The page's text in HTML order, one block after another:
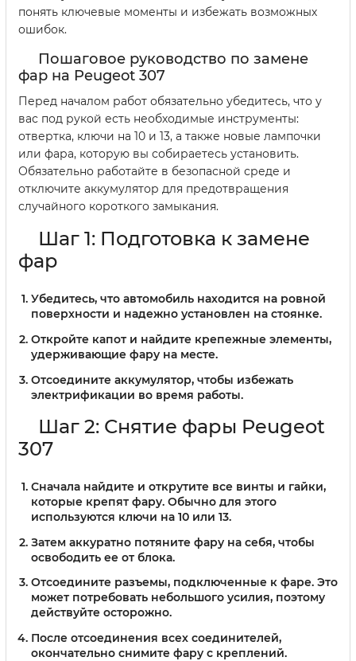
понять ключевые моменты и избежать возможных
ошибок.
Пошаговое руководство по замене
фар на Peugeot 307
Перед началом работ обязательно убедитесь, что у
вас под рукой есть необходимые инструменты:
отвертка, ключи на 10 и 13, а также новые лампочки
или фара, которую вы собираетесь установить.
Обязательно работайте в безопасной среде и
отключите аккумулятор для предотвращения
случайного короткого замыкания.
Шаг 1: Подготовка к замене
фар
Убедитесь, что автомобиль находится на ровной
поверхности и надежно установлен на стоянке.
Откройте капот и найдите крепежные элементы,
удерживающие фару на месте.
Отсоедините аккумулятор, чтобы избежать
электрификации во время работы.
Шаг 2: Снятие фары Peugeot
307
Сначала найдите и открутите все винты и гайки,
которые крепят фару. Обычно для этого
используются ключи на 10 или 13.
Затем аккуратно потяните фару на себя, чтобы
освободить ее от блока.
Отсоедините разъемы, подключенные к фаре. Это
может потребовать небольшого усилия, поэтому
действуйте осторожно.
После отсоединения всех соединителей,
окончательно снимите фару с креплений.